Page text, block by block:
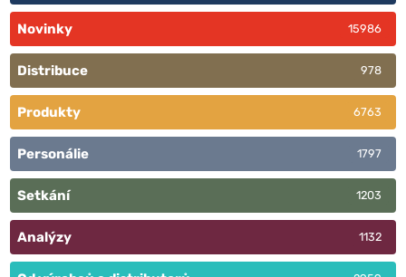
Novinky 15986
Distribuce 978
Produkty 6763
Personálie 1797
Setkání 1203
Analýzy 1132